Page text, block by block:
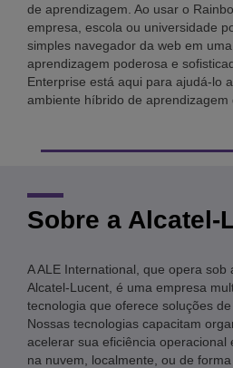
de aprendizagem. Ao usar o
empresa, escola ou universidade
simples navegador da web em
aprendizagem poderosa e
Enterprise está aqui para ajudá-lo
ambiente híbrido de aprendizagem
Sobre a Alcatel-
A ALE International, que opera sob
Alcatel-Lucent, é uma empresa
tecnologia que oferece soluções
Nossas tecnologias capacitam
acelerar sua eficiência
na nuvem, localmente, ou de